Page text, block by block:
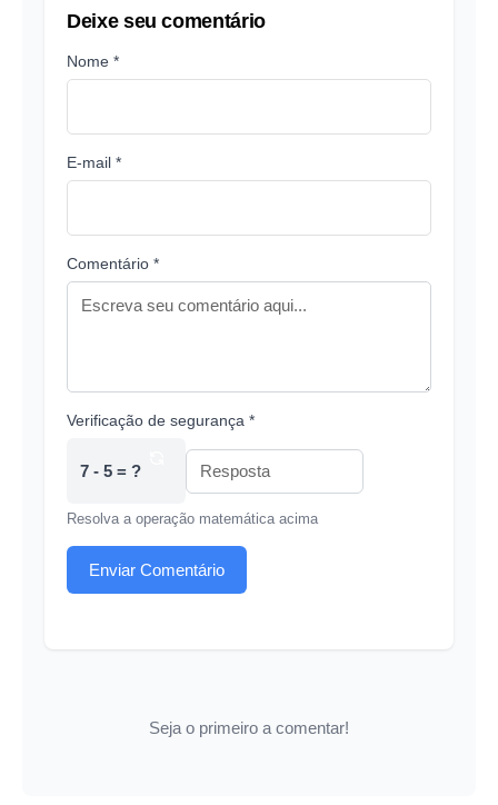
Deixe seu comentário
Nome *
E-mail *
Comentário *
Verificação de segurança *
7 - 5 = ?
Resolva a operação matemática acima
Enviar Comentário
Seja o primeiro a comentar!